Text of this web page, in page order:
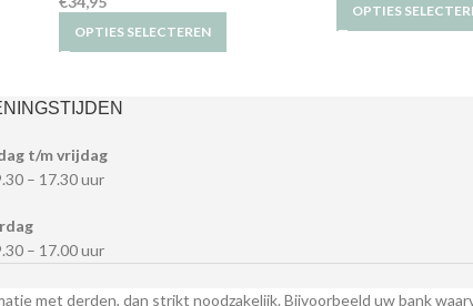
OPTIES SELECTEREN
OPTIES
t/m vrijdag
– 17.30 uur
– 17.00 uur
met derden, dan strikt noodzakelijk. Bijvoorbeeld uw bank